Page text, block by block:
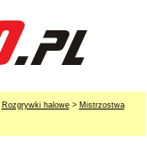
Rozgrywki halowe> Mistrzostwa